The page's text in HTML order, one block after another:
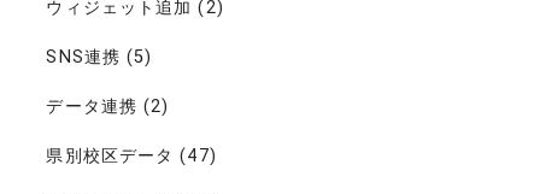
ウィジェット追加 (2)
SNS連携 (5)
データ連携 (2)
県別校区データ (47)